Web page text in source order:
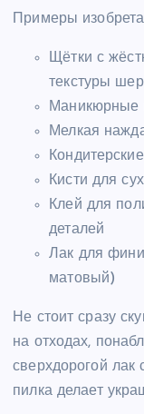
Примеры
Щётки с
текстуры
Маникюрные
Мелкая
Кисти для
Клей для
деталей
Лак для
матовый)
Не стоит сразу
на отходах,
сверхдорогой лак
пилка делает